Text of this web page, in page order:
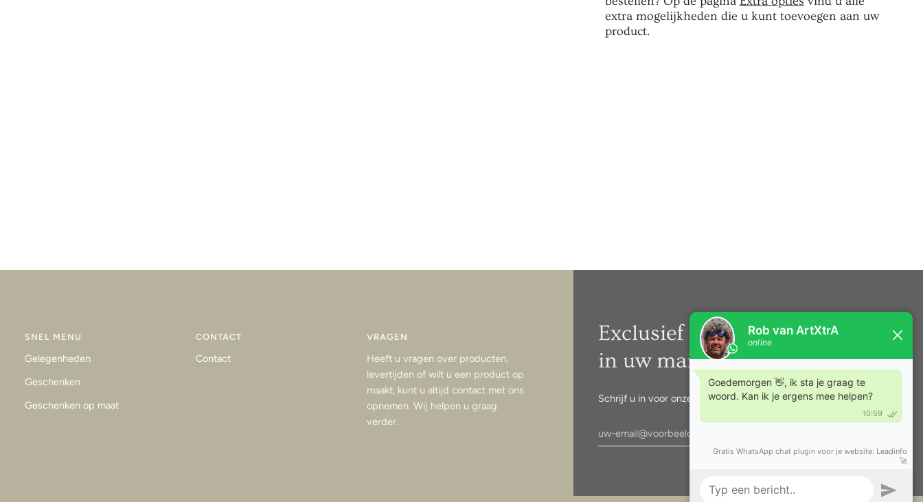
extra mogelijkheden die u kunt toevoegen aan uw
product.
Exclusief nieuws rechtstreeks
in uw mail.
Schrijf u in voor onze nieuwsbrief.
SNEL MENU
Gelegenheden
Geschenken
Geschenken op maat
CONTACT
Contact
VRAGEN
Heeft u vragen over producten,
levertijden of wilt u een product op
maakt, kunt u altijd contact met ons
opnemen. Wij helpen u graag
verder.